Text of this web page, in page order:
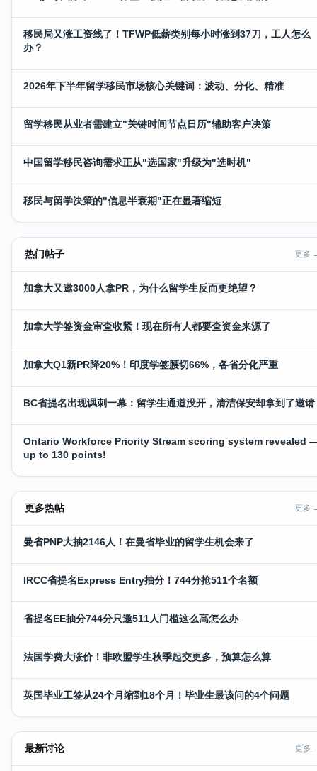
移民局又涨工资线了！TFWP低薪类别每小时涨到37刀，工人怎么
办？
2026年下半年留学移民市场核心关键词：波动、分化、精准
留学移民从业者需建立"关键时间节点日历"辅助客户决策
中国留学移民咨询需求正从"选国家"升级为"选时机"
移民与留学决策的"信息半衰期"正在显著缩短
热门帖子 更多
加拿大又邀3000人拿PR，为什么留学生反而更绝望？
加拿大学签资金审查收紧！现在所有人都要查资金来源了
加拿大Q1新PR降20%！印度学签腰切66%，各省分化严重
BC省提名出现讽刺一幕：留学生通道没开，清洁保安却拿到了邀请
Ontario Workforce Priority Stream scoring system revealed
up to 130 points!
更多热帖 更多
曼省PNP大抽2146人！在曼省毕业的留学生机会来了
IRCC省提名Express Entry抽分！744分抢511个名额
省提名EE抽分744分只邀511人门槛这么高怎么办
法国学费大涨价！非欧盟学生秋季起交更多，预算怎么算
英国毕业工签从24个月缩到18个月！毕业生最该问的4个问题
最新讨论 更多